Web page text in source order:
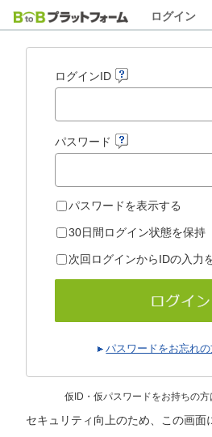
ログイン
ログインID
パスワード
パスワードを表示する
30日間ログイン状態を保持
次回ログインからIDの入力
パスワードをお忘れ
仮ID・仮パスワードをお持ちの方
セキュリティ向上のため、この画面